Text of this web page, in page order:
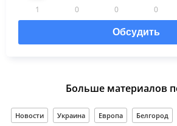
1 0 0 0
Обсудить
Больше материалов
Новости Украина Европа Белгород